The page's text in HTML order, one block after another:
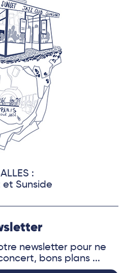
:
et Sunside
newsletter pour ne
bons plans ...